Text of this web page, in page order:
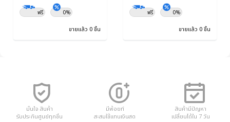
ฟรี 0%
ขายแล้ว 0 ชิ้น
ฟรี 0%
ขายแล้ว 0 ชิ้น
มั่นใจ สินค้า
รับประกันศูนย์ทุกชิ้น
มีพ้อยท์
สะสมใช้แทนเงินสด
สินค้ามีปัญหา
เปลี่ยนได้ใน 7 วัน